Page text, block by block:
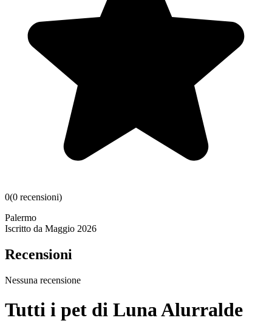
0(0 recensioni)
Palermo
Iscritto da Maggio 2026
Recensioni
Nessuna recensione
Tutti i pet di Luna Alurralde